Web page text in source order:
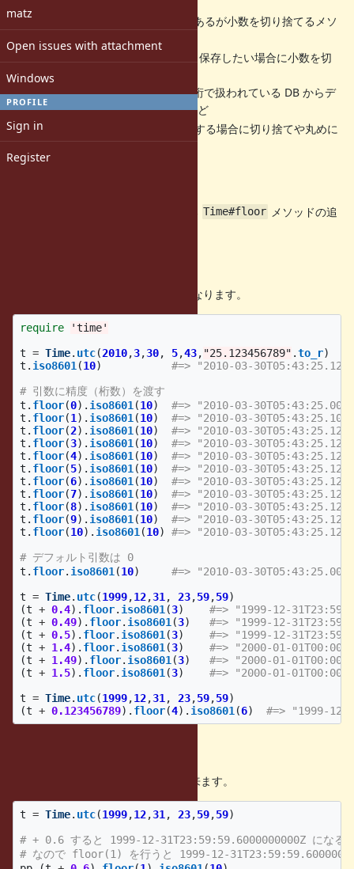
matz
Open issues with attachment
Windows
PROFILE
Sign in
Register
はあるが小数を切り捨てるメソ
ッドがない
精度が異なる時間を比較したり保存したい場合に小数を切
り捨てたいケースがある
例えば、小数の精度が3桁で扱われている DB からデ
ータを取得したい場合など
Ruby 以外で時間に依存する場合に切り捨てや丸めに
Time#floor
メソッドの追
と同じような使い方になります。
require
'time'
t = Time. utc(2010,3,30, 5,43, "25.123456789" .to_r)
t . iso8601(10)
#=> "2010-03-
# 引数に精度（桁数）を渡す
t . floor(0). iso8601(10)
#=> "2010-03-
t . floor(1). iso8601(10)
#=> "2010-03-
t . floor(2). iso8601(10)
#=> "2010-03-
t . floor(3). iso8601(10)
#=> "2010-03-
t . floor(4). iso8601(10)
#=> "2010-03-
t . floor(5). iso8601(10)
#=> "2010-03-
t . floor(6). iso8601(10)
#=> "2010-03-
t . floor(7). iso8601(10)
#=> "2010-03-
t . floor(8). iso8601(10)
#=> "2010-03-
t . floor(9). iso8601(10)
#=> "2010-03-
t . floor(10). iso8601(10)
#=> "2010-03-
# デフォルト引数は 0
t . floor. iso8601(10)
#=> "2010-03-
t = Time. utc(1999,12,31, 23,59,59)
(t + 0.4). floor. iso8601(3)
#=> "1999-12-
(t + 0.49). floor. iso8601(3)
#=> "1999-12-
(t + 0.5). floor. iso8601(3)
#=> "1999-12-
(t + 1.4). floor. iso8601(3)
#=> "2000-01-
(t + 1.49). floor. iso8601(3)
#=> "2000-01-
(t + 1.5). floor. iso8601(3)
#=> "2000-01-
t = Time. utc(1999,12,31, 23,59,59)
(t + 0.123456789). floor(4). iso8601(6) #=> "1999-12-
次のケースで意図しない値が返って来ます。
t = Time. utc(1999,12,31 , 23,59,59)
# + 0.6 すると 1999-12-31T23:59:59.6000000000Z になる
# なので floor(1) を行うと 1999-12-